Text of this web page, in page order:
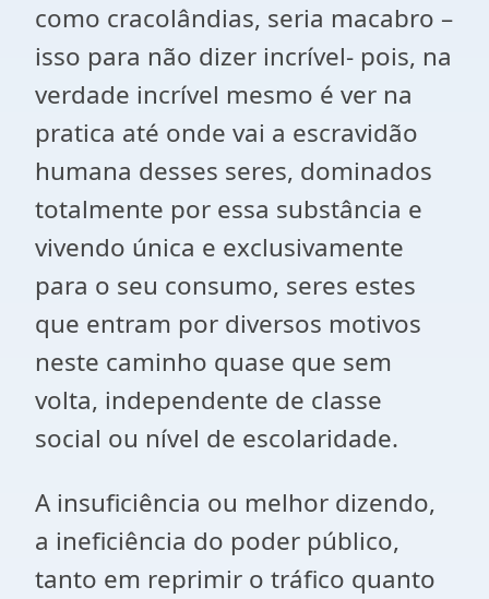
como cracolândias, seria macabro –
isso para não dizer incrível- pois, na
verdade incrível mesmo é ver na
pratica até onde vai a escravidão
humana desses seres, dominados
totalmente por essa substância e
vivendo única e exclusivamente
para o seu consumo, seres estes
que entram por diversos motivos
neste caminho quase que sem
volta, independente de classe
social ou nível de escolaridade.
A insuficiência ou melhor dizendo,
a ineficiência do poder público,
tanto em reprimir o tráfico quanto